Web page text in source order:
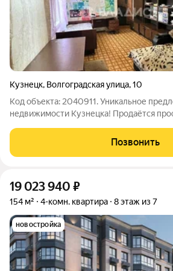
Кузнецк, Волгоградская улица,10
Код объекта: 2040911. Уникальное
недвижимости Кузнецка! Продаётся
Жилая площадь составляет 56,8 кв. м, а кухня 10
Квартира расположена на
Позвонить
19 023 940 ₽
154 м² 4-комн. квартира 8 этаж из 7
новостройка